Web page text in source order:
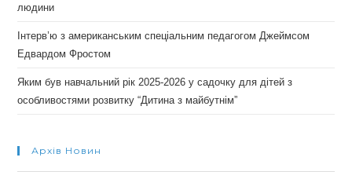
людини
Інтерв’ю з американським спеціальним педагогом Джеймсом
Едвардом Фростом
Яким був навчальний рік 2025-2026 у садочку для дітей з
особливостями розвитку “Дитина з майбутнім”
Архів Новин